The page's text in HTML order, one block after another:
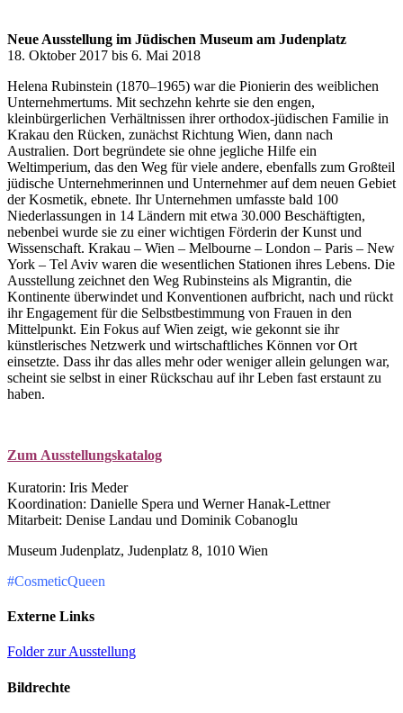
Neue Ausstellung im Jüdischen Museum am Judenplatz
18. Oktober 2017 bis 6. Mai 2018
Helena Rubinstein (1870–1965) war die Pionierin des weiblichen
Unternehmertums. Mit sechzehn kehrte sie den engen,
kleinbürgerlichen Verhältnissen ihrer orthodox-jüdischen Familie in
Krakau den Rücken, zunächst Richtung Wien, dann nach
Australien. Dort begründete sie ohne jegliche Hilfe ein
Weltimperium, das den Weg für viele andere, ebenfalls zum Großteil
jüdische Unternehmerinnen und Unternehmer auf dem neuen Gebiet
der Kosmetik, ebnete. Ihr Unternehmen umfasste bald 100
Niederlassungen in 14 Ländern mit etwa 30.000 Beschäftigten,
nebenbei wurde sie zu einer wichtigen Förderin der Kunst und
Wissenschaft. Krakau – Wien – Melbourne – London – Paris – New
York – Tel Aviv waren die wesentlichen Stationen ihres Lebens. Die
Ausstellung zeichnet den Weg Rubinsteins als Migrantin, die
Kontinente überwindet und Konventionen aufbricht, nach und rückt
ihr Engagement für die Selbstbestimmung von Frauen in den
Mittelpunkt. Ein Fokus auf Wien zeigt, wie gekonnt sie ihr
künstlerisches Netzwerk und wirtschaftliches Können vor Ort
einsetzte. Dass ihr das alles mehr oder weniger allein gelungen war,
scheint sie selbst in einer Rückschau auf ihr Leben fast erstaunt zu
haben.
Zum Ausstellungskatalog
Kuratorin: Iris Meder
Koordination: Danielle Spera und Werner Hanak-Lettner
Mitarbeit: Denise Landau und Dominik Cobanoglu
Museum Judenplatz, Judenplatz 8, 1010 Wien
#CosmeticQueen
Externe Links
Folder zur Ausstellung
Bildrechte